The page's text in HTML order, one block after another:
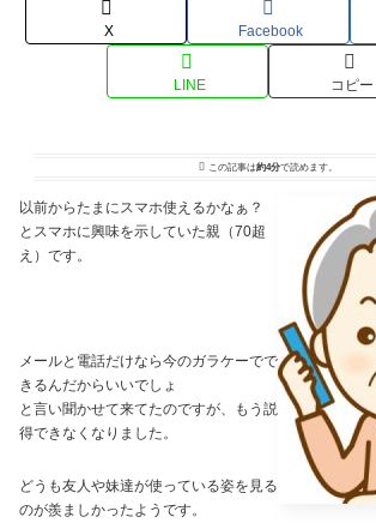
X Facebook
LINE コピー
この記事は約4分で読めます。
以前からたまにスマホ使えるかなぁ？
とスマホに興味を示していた親（70超
え）です。
メールと電話だけなら今のガラケーでで
きるんだからいいでしょ
と言い聞かせて来てたのですが、もう説
得できなくなりました。
どうも友人や妹達が使っている姿を見る
のが羨ましかったようです。